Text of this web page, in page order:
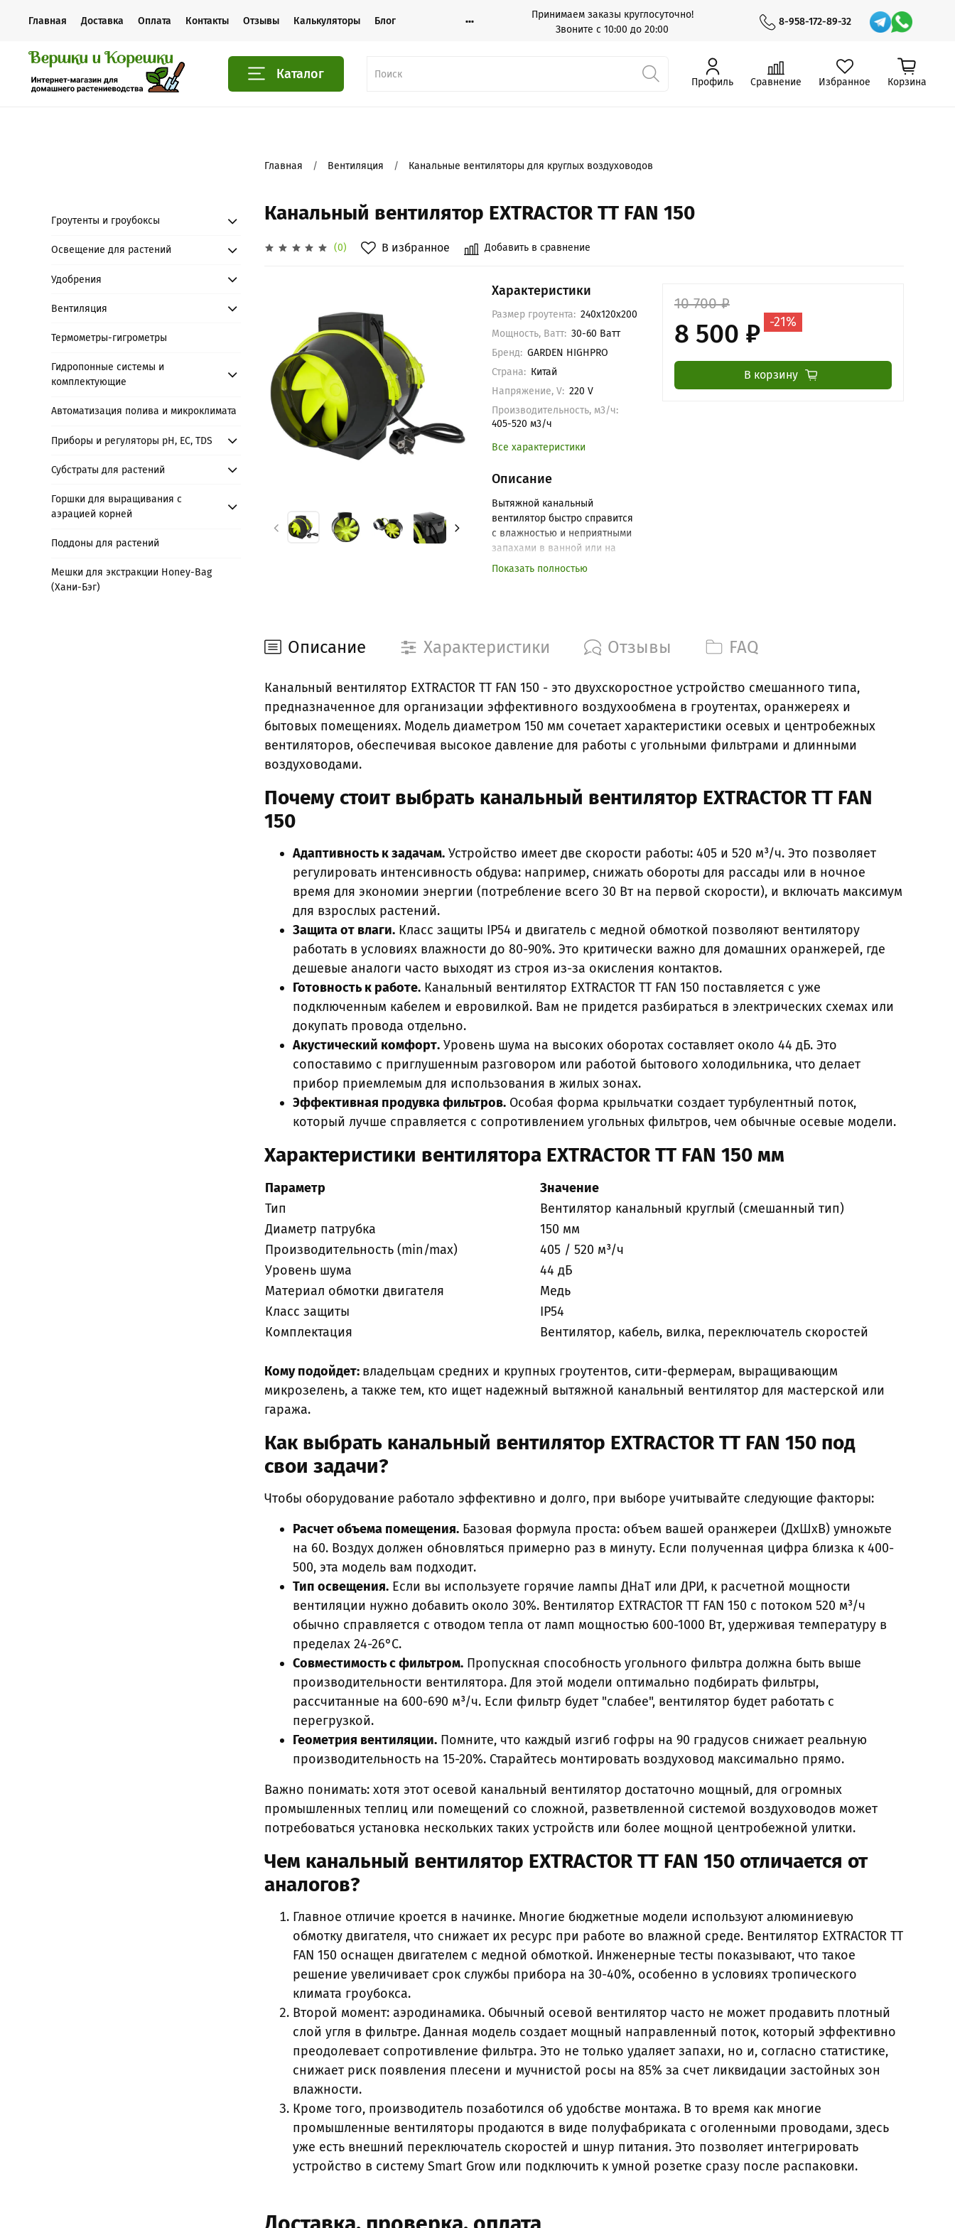
Главная Доставка Оплата Контакты Отзывы Калькуляторы Блог
Принимаем заказы круглосуточно!
Звоните с 10:00 до 20:00
8-958-172-89-32
Каталог
Профиль Сравнение Избранное Корзина
Главная Вентиляция Канальные вентиляторы для круглых воздуховодов
Канальный вентилятор EXTRACTOR TT FAN 150
(0) В избранное Добавить в сравнение
Характеристики
Размер гроутента: 240x120x200
Мощность, Ватт: 30-60 Ватт
Бренд: GARDEN HIGHPRO
Страна: Китай
Напряжение, V: 220 V
Производительность, м3/ч:
405-520 м3/ч
Все характеристики
Описание
Вытяжной канальный
вентилятор быстро справится
с влажностью и неприятными
запахами в ванной или на
кухне. Модель диаметром 150
Показать полностью
10 700 ₽
8 500 ₽ -21%
В корзину
Описание Характеристики Отзывы FAQ
Канальный вентилятор EXTRACTOR TT FAN 150 - это двухскоростное устройство смешанного типа,
предназначенное для организации эффективного воздухообмена в гроутентах, оранжереях и
бытовых помещениях. Модель диаметром 150 мм сочетает характеристики осевых и центробежных
вентиляторов, обеспечивая высокое давление для работы с угольными фильтрами и длинными
воздуховодами.
Почему стоит выбрать канальный вентилятор EXTRACTOR TT FAN
150
Адаптивность к задачам. Устройство имеет две скорости работы: 405 и 520 м³/ч. Это позволяет
регулировать интенсивность обдува: например, снижать обороты для рассады или в ночное
время для экономии энергии (потребление всего 30 Вт на первой скорости), и включать максимум
для взрослых растений.
Защита от влаги. Класс защиты IP54 и двигатель с медной обмоткой позволяют вентилятору
работать в условиях влажности до 80-90%. Это критически важно для домашних оранжерей, где
дешевые аналоги часто выходят из строя из-за окисления контактов.
Готовность к работе. Канальный вентилятор EXTRACTOR TT FAN 150 поставляется с уже
подключенным кабелем и евровилкой. Вам не придется разбираться в электрических схемах или
докупать провода отдельно.
Акустический комфорт. Уровень шума на высоких оборотах составляет около 44 дБ. Это
сопоставимо с приглушенным разговором или работой бытового холодильника, что делает
прибор приемлемым для использования в жилых зонах.
Эффективная продувка фильтров. Особая форма крыльчатки создает турбулентный поток,
который лучше справляется с сопротивлением угольных фильтров, чем обычные осевые модели.
Характеристики вентилятора EXTRACTOR TT FAN 150 мм
Параметр
Значение
Тип
Вентилятор канальный круглый (смешанный тип)
Диаметр патрубка
150 мм
Производительность (min/max)
405 / 520 м³/ч
Уровень шума
44 дБ
Материал обмотки двигателя
Медь
Класс защиты
IP54
Комплектация
Вентилятор, кабель, вилка, переключатель скоростей
Кому подойдет: владельцам средних и крупных гроутентов, сити-фермерам, выращивающим
микрозелень, а также тем, кто ищет надежный вытяжной канальный вентилятор для мастерской или
гаража.
Как выбрать канальный вентилятор EXTRACTOR TT FAN 150 под
свои задачи?
Чтобы оборудование работало эффективно и долго, при выборе учитывайте следующие факторы:
Расчет объема помещения. Базовая формула проста: объем вашей оранжереи (ДхШхВ) умножьте
на 60. Воздух должен обновляться примерно раз в минуту. Если полученная цифра близка к 400-
500, эта модель вам подходит.
Тип освещения. Если вы используете горячие лампы ДНаТ или ДРИ, к расчетной мощности
вентиляции нужно добавить около 30%. Вентилятор EXTRACTOR TT FAN 150 с потоком 520 м³/ч
обычно справляется с отводом тепла от ламп мощностью 600-1000 Вт, удерживая температуру в
пределах 24-26°C.
Совместимость с фильтром. Пропускная способность угольного фильтра должна быть выше
производительности вентилятора. Для этой модели оптимально подбирать фильтры,
рассчитанные на 600-690 м³/ч. Если фильтр будет "слабее", вентилятор будет работать с
перегрузкой.
Геометрия вентиляции. Помните, что каждый изгиб гофры на 90 градусов снижает реальную
производительность на 15-20%. Старайтесь монтировать воздуховод максимально прямо.
Важно понимать: хотя этот осевой канальный вентилятор достаточно мощный, для огромных
промышленных теплиц или помещений со сложной, разветвленной системой воздуховодов может
потребоваться установка нескольких таких устройств или более мощной центробежной улитки.
Чем канальный вентилятор EXTRACTOR TT FAN 150 отличается от
аналогов?
Главное отличие кроется в начинке. Многие бюджетные модели используют алюминиевую
обмотку двигателя, что снижает их ресурс при работе во влажной среде. Вентилятор EXTRACTOR TT
FAN 150 оснащен двигателем с медной обмоткой. Инженерные тесты показывают, что такое
решение увеличивает срок службы прибора на 30-40%, особенно в условиях тропического
климата гроубокса.
Второй момент: аэродинамика. Обычный осевой вентилятор часто не может продавить плотный
слой угля в фильтре. Данная модель создает мощный направленный поток, который эффективно
преодолевает сопротивление фильтра. Это не только удаляет запахи, но и, согласно статистике,
снижает риск появления плесени и мучнистой росы на 85% за счет ликвидации застойных зон
влажности.
Кроме того, производитель позаботился об удобстве монтажа. В то время как многие
промышленные вентиляторы продаются в виде полуфабриката с оголенными проводами, здесь
уже есть внешний переключатель скоростей и шнур питания. Это позволяет интегрировать
устройство в систему Smart Grow или подключить к умной розетке сразу после распаковки.
Гроутенты и гроубоксы
Освещение для растений
Удобрения
Вентиляция
Термометры-гигрометры
Гидропонные системы и
комплектующие
Автоматизация полива и микроклимата
Приборы и регуляторы рН, EC, TDS
Субстраты для растений
Горшки для выращивания с
аэрацией корней
Поддоны для растений
Мешки для экстракции Honey-Bag
(Хани-Бэг)